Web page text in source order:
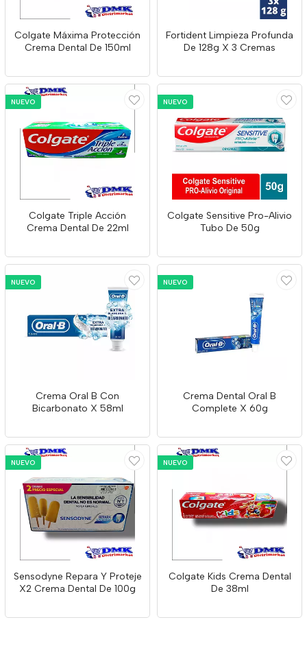
Colgate Máxima Protección
Crema Dental De 150ml
Fortident Limpieza Profunda
De 128g X 3 Cremas
NUEVO
Colgate Triple Acción
Crema Dental De 22ml
NUEVO
Colgate Sensitive Pro-Alivio
Tubo De 50g
NUEVO
Crema Oral B Con
Bicarbonato X 58ml
NUEVO
Crema Dental Oral B
Complete X 60g
NUEVO
Sensodyne Repara Y Proteje
X2 Crema Dental De 100g
NUEVO
Colgate Kids Crema Dental
De 38ml